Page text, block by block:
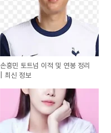
손흥민 토트넘 이적 및 연봉 정리
| 최신 정보